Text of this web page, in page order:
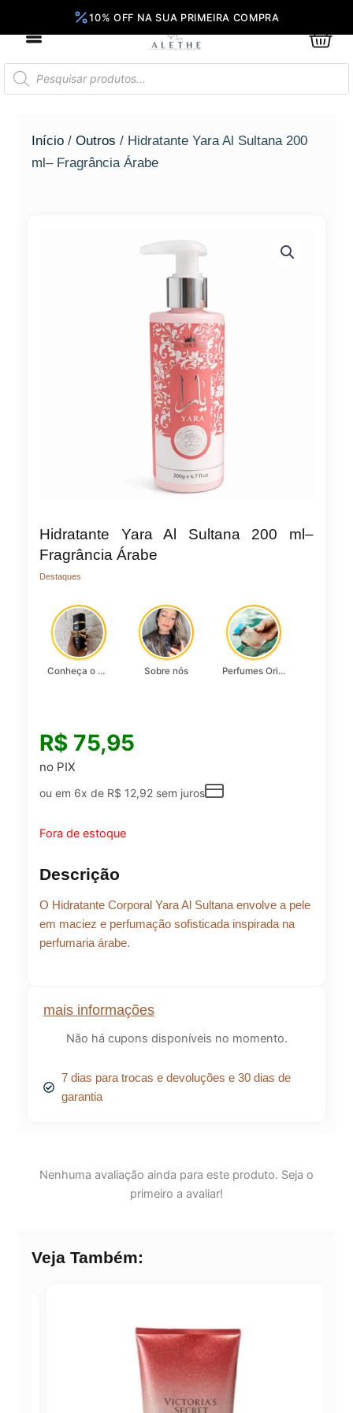
conteúdo
Pesquisar
produtos
Início / Outros / Hidratante Yara Al Sultana 200
ml– Fragrância Árabe
mais informações
Não há cupons disponíveis no momento.
7 dias para trocas e devoluções e 30 dias de
garantia
Hidratante Yara Al Sultana 200 ml–
Fragrância Árabe
Destaques
Conheça o Asad, da Lattafa… Sobre nós Perfumes Originais
R$ 75,95
no PIX
ou em 6x de R$ 12,92 sem juros
Fora de estoque
Descrição
O Hidratante Corporal Yara Al Sultana envolve a pele
em maciez e perfumação sofisticada inspirada na
perfumaria árabe.
Nenhuma avaliação ainda para este produto. Seja o
primeiro a avaliar!
Veja Também: